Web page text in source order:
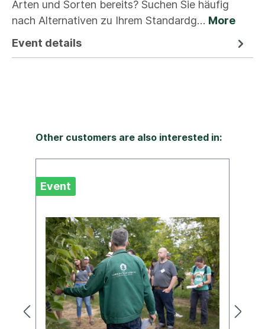
Arten und Sorten bereits? Suchen Sie häufig
nach Alternativen zu Ihrem Standardg… More
Event details
Other customers are also interested in:
Event